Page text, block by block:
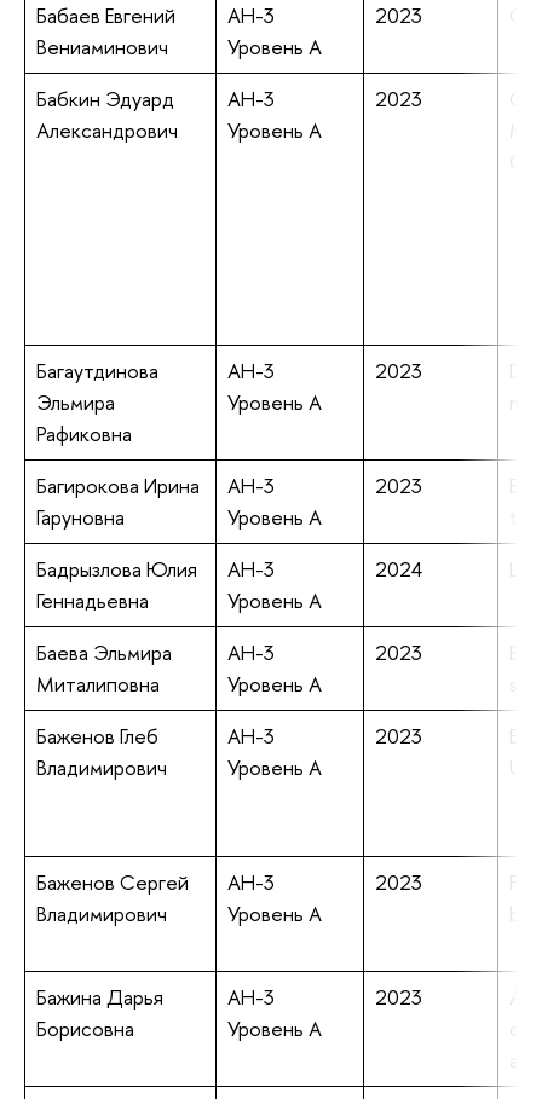
Бабаев Евгений
Вениаминович
АН-3
Уровень А
2023
Бабкин Эдуард
Александрович
АН-3
Уровень А
2023
Багаутдинова
Эльмира
Рафиковна
АН-3
Уровень А
2023
Багирокова Ирина
Гаруновна
АН-3
Уровень А
2023
Бадрызлова Юлия
Геннадьевна
АН-3
Уровень А
2024
Баева Эльмира
Миталиповна
АН-3
Уровень А
2023
Баженов Глеб
Владимирович
АН-3
Уровень А
2023
Баженов Сергей
Владимирович
АН-3
Уровень А
2023
Бажина Дарья
Борисовна
АН-3
Уровень А
2023
A